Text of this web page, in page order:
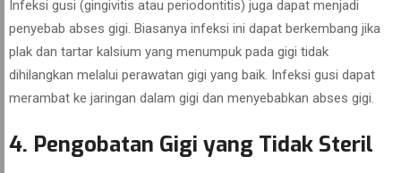
Infeksi gusi (gingivitis atau periodontitis) juga dapat menjadi
penyebab abses gigi. Biasanya infeksi ini dapat berkembang jika
plak dan tartar kalsium yang menumpuk pada gigi tidak
dihilangkan melalui perawatan gigi yang baik. Infeksi gusi dapat
merambat ke jaringan dalam gigi dan menyebabkan abses gigi.
4. Pengobatan Gigi yang Tidak Steril